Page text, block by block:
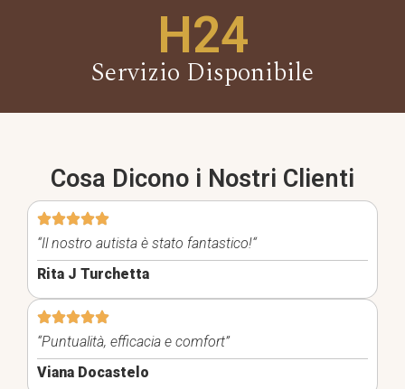
H24
Servizio Disponibile
Cosa Dicono i Nostri Clienti
“Il nostro autista è stato fantastico!“
Rita J Turchetta
“Puntualità, efficacia e comfort”
Viana Docastelo